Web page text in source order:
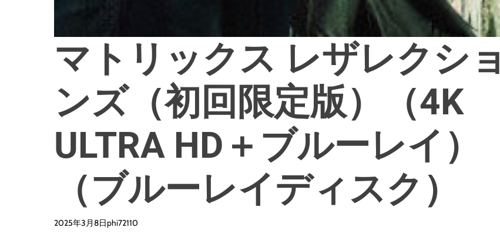
マトリックス レザレクショ
ンズ（初回限定版）（4K
ULTRA HD＋ブルーレイ）
（ブルーレイディスク）
2025年3月8日phi72110